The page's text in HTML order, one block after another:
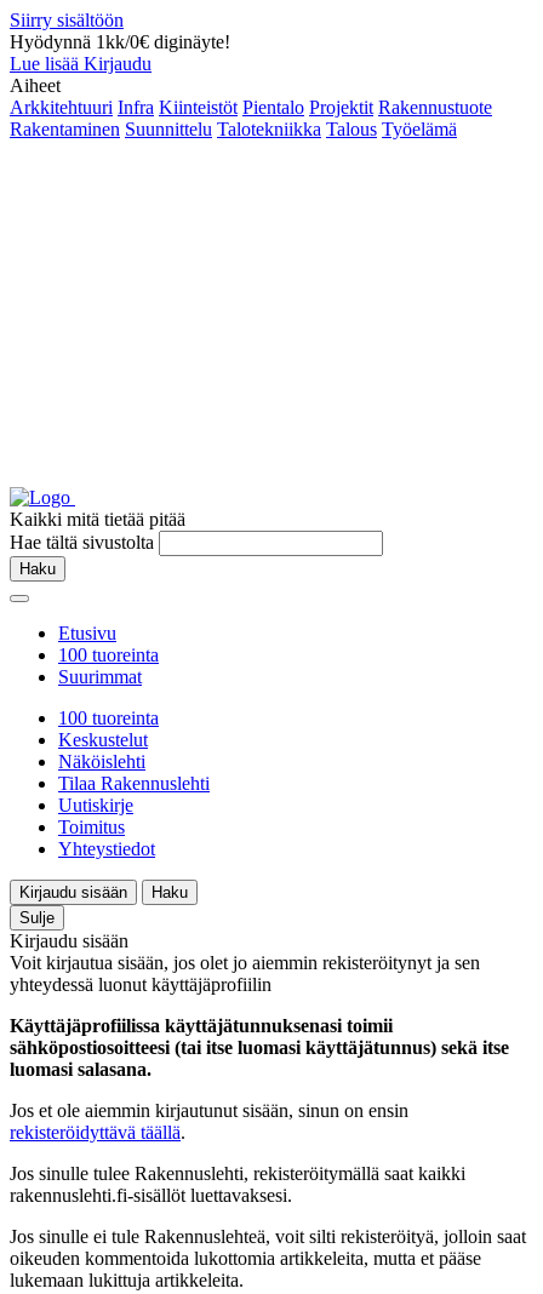
Siirry sisältöön
Hyödynnä 1kk/0€ diginäyte!
Lue lisää Kirjaudu
Aiheet
Arkkitehtuuri Infra Kiinteistöt Pientalo Projektit Rakennustuote
Rakentaminen Suunnittelu Talotekniikka Talous Työelämä
Kaikki mitä tietää pitää
Hae tältä sivustolta
Haku
Etusivu
100 tuoreinta
Suurimmat
100 tuoreinta
Keskustelut
Näköislehti
Tilaa Rakennuslehti
Uutiskirje
Toimitus
Yhteystiedot
Kirjaudu sisään
Haku
Sulje
Kirjaudu sisään
Voit kirjautua sisään, jos olet jo aiemmin rekisteröitynyt ja sen
yhteydessä luonut käyttäjäprofiilin
Käyttäjäprofiilissa käyttäjätunnuksenasi toimii
sähköpostiosoitteesi (tai itse luomasi käyttäjätunnus) sekä itse
luomasi salasana.
Jos et ole aiemmin kirjautunut sisään, sinun on ensin
rekisteröidyttävä täällä.
Jos sinulle tulee Rakennuslehti, rekisteröitymällä saat kaikki
rakennuslehti.fi-sisällöt luettavaksesi.
Jos sinulle ei tule Rakennuslehteä, voit silti rekisteröityä, jolloin saat
oikeuden kommentoida lukottomia artikkeleita, mutta et pääse
lukemaan lukittuja artikkeleita.